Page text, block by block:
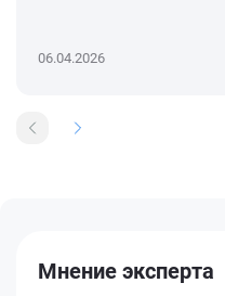
06.04.2026
Мнение эксперта